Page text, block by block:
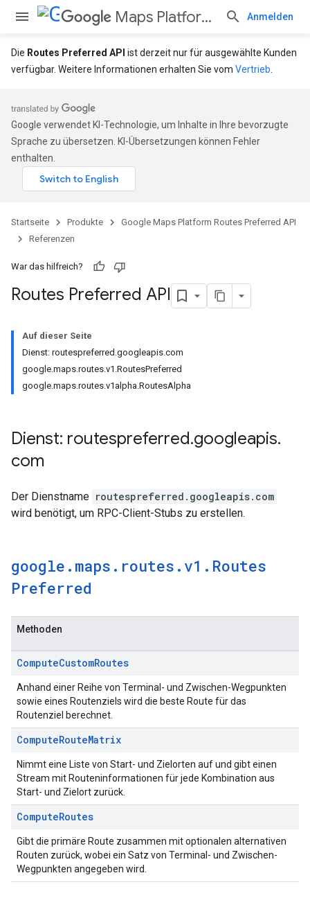
Maps Platform Routes Preferred API Anmelden
Die Routes Preferred API ist derzeit nur für ausgewählte Kunden
verfügbar. Weitere Informationen erhalten Sie vom Vertrieb
Google verwendet KI-Technologie, um Inhalte in Ihre bevorzugte
Sprache zu übersetzen. KI-Übersetzungen können Fehler
enthalten.
Startseite Produkte
Google Maps Platform Routes Preferred API
Referenzen
War das hilfreich?
Routes Preferred API
Auf dieser Seite
Dienst: routespreferred.googleapis.com
google.maps.routes.v1.RoutesPreferred
google.maps.routes.v1alpha.RoutesAlpha
Dienst: routespreferred.googleapis.
com
Der Dienstname routespreferred.googleapis.com
wird benötigt, um RPC-Client-Stubs zu erstellen.
google . maps . routes . v1 . Routes
Preferred
Methoden
ComputeCustomRoutes
Anhand einer Reihe von Terminal- und Zwischen-Wegpunkten
sowie eines Routenziels wird die beste Route für das
Routenziel berechnet.
ComputeRouteMatrix
Nimmt eine Liste von Start- und Zielorten auf und gibt einen
Stream mit Routeninformationen für jede Kombination aus
Start- und Zielort zurück.
ComputeRoutes
Gibt die primäre Route zusammen mit optionalen alternativen
Routen zurück, wobei ein Satz von Terminal- und Zwischen-
Wegpunkten angegeben wird.